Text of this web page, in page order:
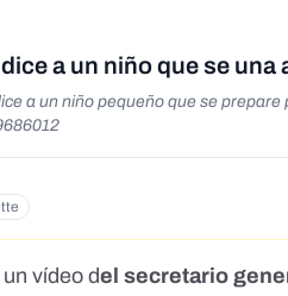
a un niño que se
a un niño pequeño que se prepare
vídeo del secretario